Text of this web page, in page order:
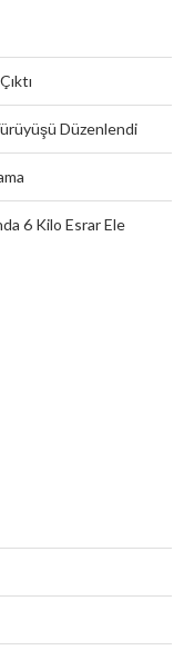
Düzenlendi
6 Kilo Esrar Ele